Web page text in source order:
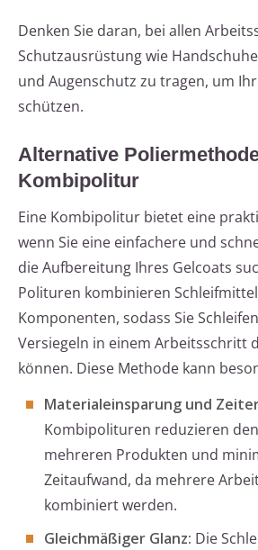
Denken Sie daran, bei allen
Schutzausrüstung wie
und Augenschutz zu tragen, um
schützen.
Alternative
Kombipolitur
Eine Kombipolitur bietet eine
wenn Sie eine einfachere und
die Aufbereitung Ihres Gelcoats
Polituren kombinieren
Komponenten, sodass Sie
Versiegeln in einem Arbeitsschritt
können. Diese Methode kann
Materialeinsparung und
Kombipolituren reduzieren
mehreren Produkten und
Zeitaufwand, da mehrere
kombiniert werden.
Gleichmäßiger Glanz: Die